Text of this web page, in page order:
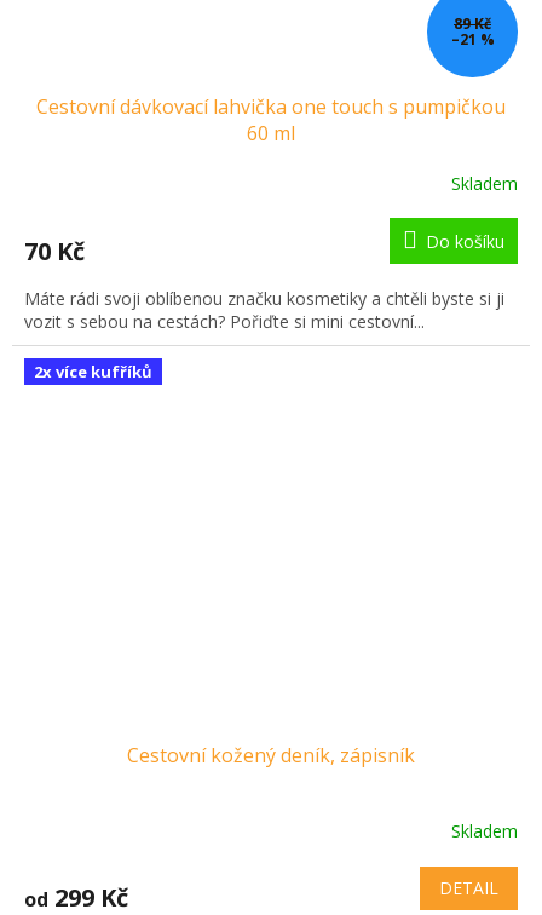
89 Kč
–21 %
Cestovní dávkovací lahvička one touch s pumpičkou
60 ml
Skladem
70 Kč Do košíku
Máte rádi svoji oblíbenou značku kosmetiky a chtěli byste si ji
vozit s sebou na cestách? Pořiďte si mini cestovní...
2x více kufříků
Cestovní kožený deník, zápisník
Skladem
od 299 Kč DETAIL